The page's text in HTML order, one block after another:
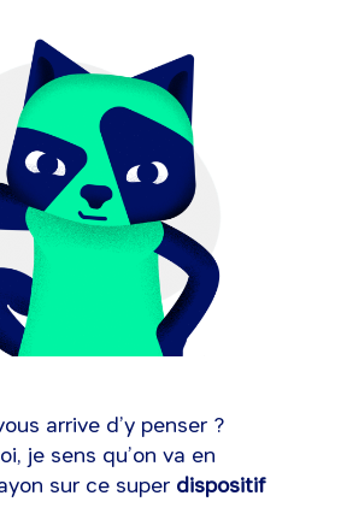
arrive d’y penser ?
je sens qu’on va en
sur ce super dispositif